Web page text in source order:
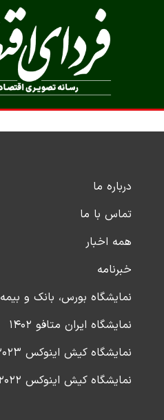
درباره ما
تماس با ما
همه اخبار
خبرنامه
نمایشگاه بورس، بانک و بیمه
نمایشگاه ایران متافو ۱۴۰۲
نمایشگاه کیش اینوکس ۲۰۲۳
نمایشگاه کیش اینوکس ۲۰۲۲